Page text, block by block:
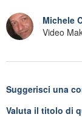
Michele
Video
Suggerisci una
Valuta il titolo di